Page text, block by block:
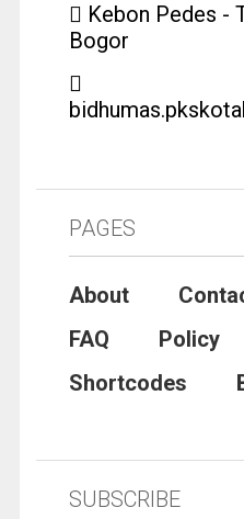
Kebon Pedes -
Bogor
PAGES
About
FAQ
Policy
Shortcodes
SUBSCRIBE